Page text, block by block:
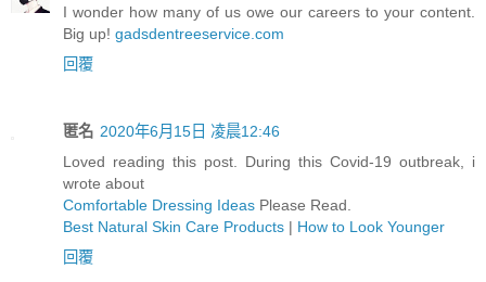
I wonder how many of us owe our careers to your content.
Big up! gadsdentreeservice.com
回覆
匿名 2020年6月15日 凌晨12:46
Loved reading this post. During this Covid-19 outbreak, i
wrote about
Comfortable Dressing Ideas Please Read.
Best Natural Skin Care Products | How to Look Younger
回覆